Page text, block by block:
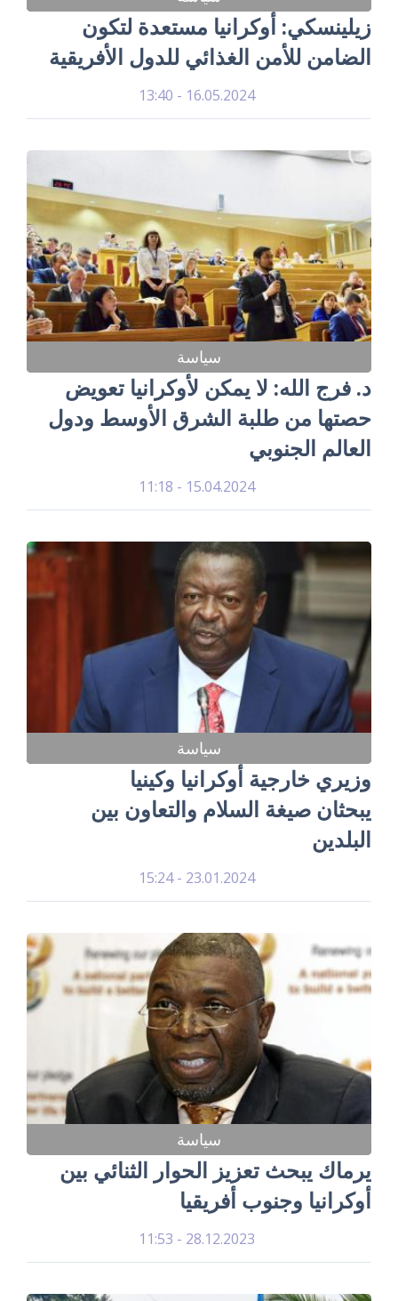
زيلينسكي: أوكرانيا مستعدة لتكون
الضامن للأمن الغذائي للدول الأفريقية
16.05.2024 - 13:40
سياسة
د. فرج الله: لا يمكن لأوكرانيا تعويض
حصتها من طلبة الشرق الأوسط ودول
العالم الجنوبي
15.04.2024 - 11:18
سياسة
وزيري خارجية أوكرانيا وكينيا
يبحثان صيغة السلام والتعاون بين
البلدين
23.01.2024 - 15:24
سياسة
يرماك يبحث تعزيز الحوار الثنائي بين
أوكرانيا وجنوب أفريقيا
28.12.2023 - 11:53